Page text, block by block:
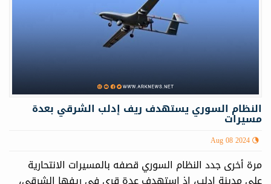
النظام السوري يستهدف ريف إدلب الشرقي بعدة
مسيرات
Aug 08 2024
مرة أخرى جدد النظام السوري قصفه بالمسيرات الانتحارية